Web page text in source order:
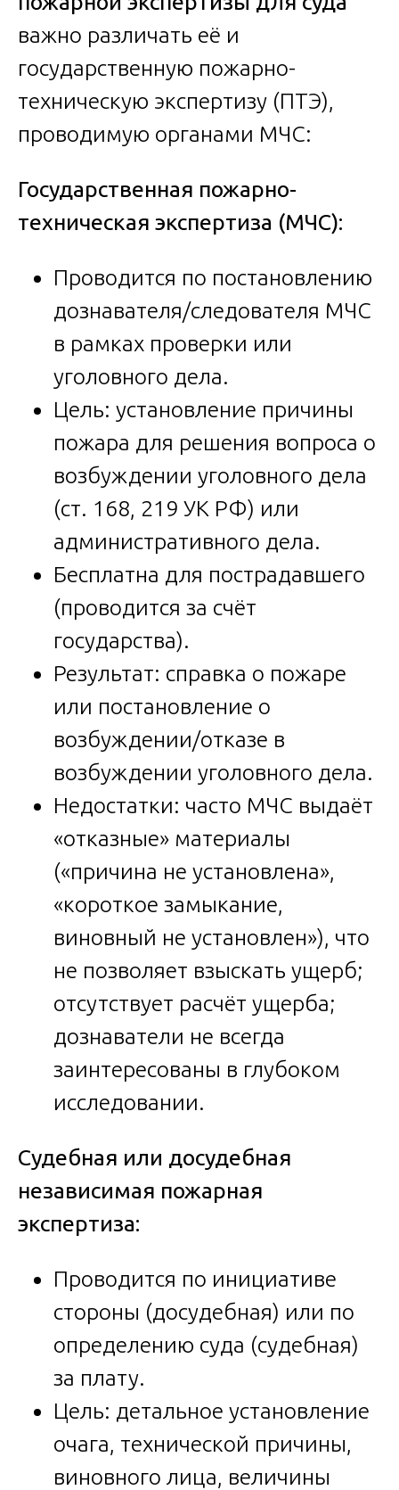
важно различать её и
государственную пожарно-
техническую экспертизу (ПТЭ),
проводимую органами МЧС:
Государственная пожарно-
техническая экспертиза (МЧС):
Проводится по постановлению
дознавателя/следователя МЧС
в рамках проверки или
уголовного дела.
Цель: установление причины
пожара для решения вопроса о
возбуждении уголовного дела
(ст. 168, 219 УК РФ) или
административного дела.
Бесплатна для пострадавшего
(проводится за счёт
государства).
Результат: справка о пожаре
или постановление о
возбуждении/отказе в
возбуждении уголовного дела.
Недостатки: часто МЧС выдаёт
«отказные» материалы
(«причина не установлена»,
«короткое замыкание,
виновный не установлен»), что
не позволяет взыскать ущерб;
отсутствует расчёт ущерба;
дознаватели не всегда
заинтересованы в глубоком
исследовании.
Судебная или досудебная
независимая пожарная
экспертиза:
Проводится по инициативе
стороны (досудебная) или по
определению суда (судебная)
за плату.
Цель: детальное установление
очага, технической причины,
виновного лица, величины